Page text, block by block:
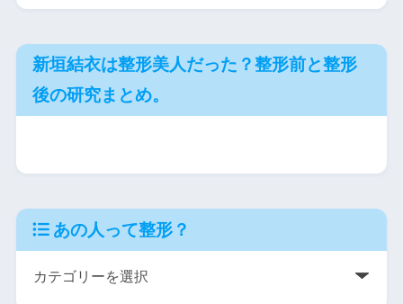
新垣結衣は整形美人だった？整形前と整形
後の研究まとめ。
あの人って整形？